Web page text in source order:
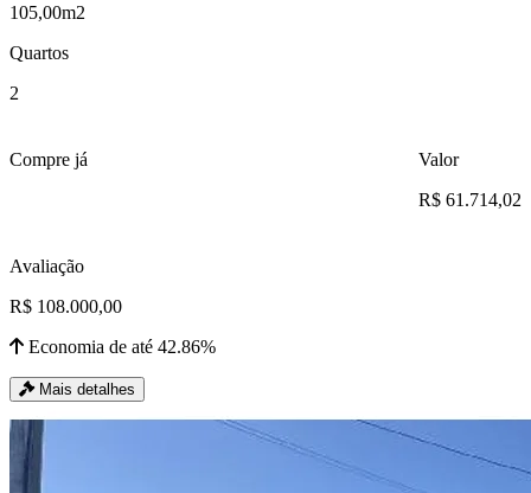
105,00m2
Quartos
2
Compre já
Valor
R$ 61.714,02
Avaliação
R$ 108.000,00
Economia de até 42.86%
Mais detalhes